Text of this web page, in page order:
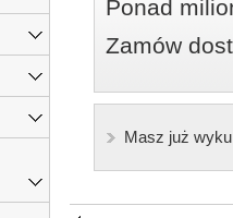
Ponad
Zamów
Masz już